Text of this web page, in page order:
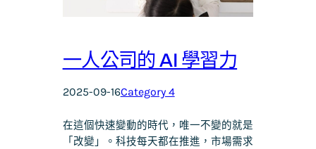
一人公司的 AI 學習力
2025-09-16Category 4
在這個快速變動的時代，唯一不變的就是
「改變」。科技每天都在推進，市場需求